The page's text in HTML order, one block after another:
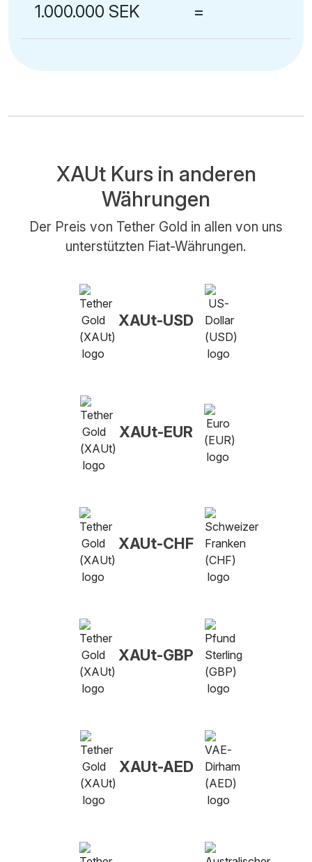
1.000.000 SEK =
XAUt Kurs in anderen
Währungen
Der Preis von Tether Gold in allen von uns
unterstützten Fiat-Währungen.
XAUt-USD
XAUt-EUR
XAUt-CHF
XAUt-GBP
XAUt-AED